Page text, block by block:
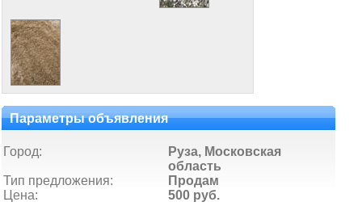
Параметры объявления
Город:
Руза, Московская
область
Тип предложения:
Продам
Цена:
500 руб.